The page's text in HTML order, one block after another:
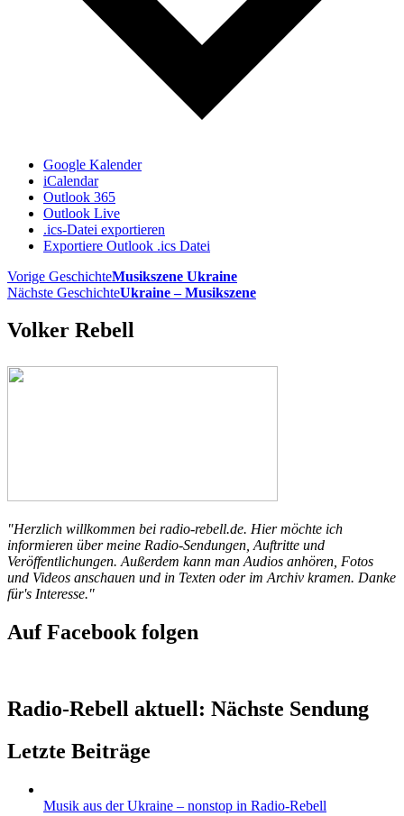
Google Kalender
iCalendar
Outlook 365
Outlook Live
.ics-Datei exportieren
Exportiere Outlook .ics Datei
Vorige GeschichteMusikszene Ukraine
Nächste GeschichteUkraine – Musikszene
Volker Rebell
"Herzlich willkommen bei radio-rebell.de. Hier möchte ich
informieren über meine Radio-Sendungen, Auftritte und
Veröffentlichungen. Außerdem kann man Audios anhören, Fotos
und Videos anschauen und in Texten oder im Archiv kramen. Danke
für's Interesse."
Auf Facebook folgen
Radio-Rebell aktuell: Nächste Sendung
Letzte Beiträge
Musik aus der Ukraine – nonstop in Radio-Rebell